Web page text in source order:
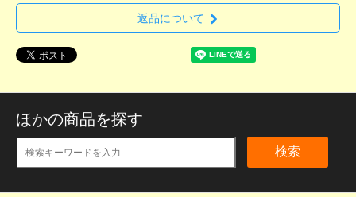
返品について
ほかの商品を探す
検索